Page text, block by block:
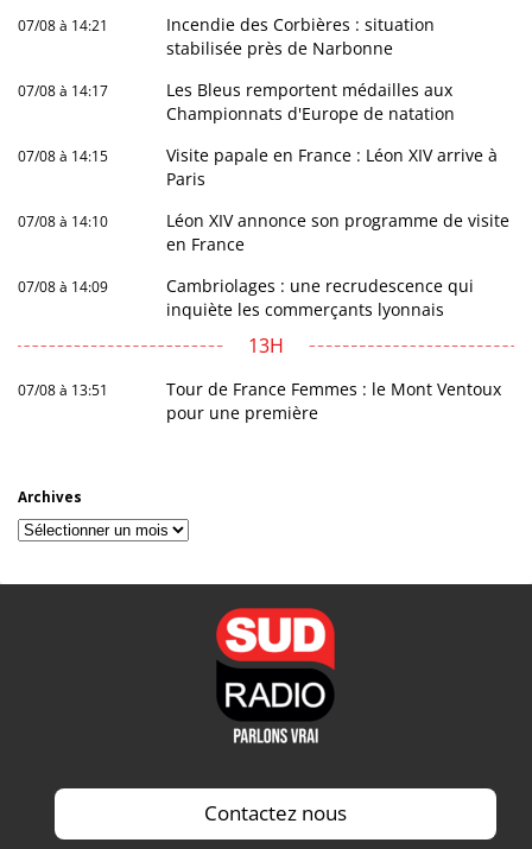
07/08 à 14:21
Incendie des Corbières : situation
stabilisée près de Narbonne
07/08 à 14:17
Les Bleus remportent médailles aux
Championnats d'Europe de natation
07/08 à 14:15
Visite papale en France : Léon XIV arrive à
Paris
07/08 à 14:10
Léon XIV annonce son programme de visite
en France
07/08 à 14:09
Cambriolages : une recrudescence qui
inquiète les commerçants lyonnais
13H
07/08 à 13:51
Tour de France Femmes : le Mont Ventoux
pour une première
Archives
Archives
Contactez nous